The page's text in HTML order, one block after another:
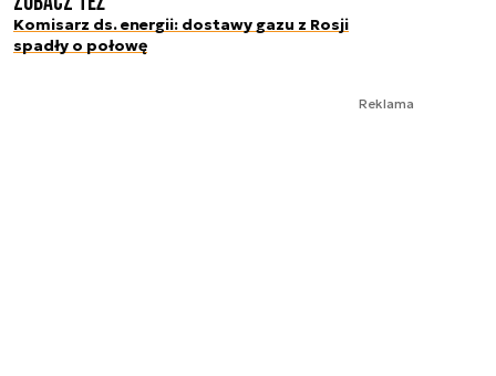
Komisarz ds. energii: dostawy gazu z Rosji
spadły o połowę
Reklama